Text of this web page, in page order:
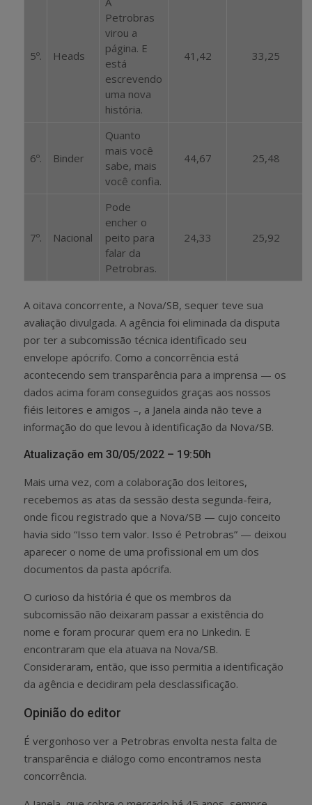
5º. Heads
Petrobras
virou a
página. E
está
escrevendo
uma nova
história.
41,42 33,25
6º. Binder
Quanto
mais você
sabe, mais
você confia.
44,67 25,48
7º. Nacional
Pode
encher o
peito para
falar da
Petrobras.
24,33 25,92
A oitava concorrente, a Nova/SB, sequer teve sua
avaliação divulgada. A agência foi eliminada da disputa
por ter a subcomissão técnica identificado seu
envelope apócrifo. Como a concorrência está
acontecendo sem transparência para a imprensa — os
dados acima foram conseguidos graças aos nossos
fiéis leitores e amigos –, a Janela ainda não teve a
informação do que levou à identificação da Nova/SB.
Atualização em 30/05/2022 – 19:50h
Mais uma vez, com a colaboração dos leitores,
recebemos as atas da sessão desta segunda-feira,
onde ficou registrado que a Nova/SB — cujo conceito
havia sido “Isso tem valor. Isso é Petrobras” — deixou
aparecer o nome de uma profissional em um dos
documentos da pasta apócrifa.
O curioso da história é que os membros da
subcomissão não deixaram passar a existência do
nome e foram procurar quem era no Linkedin. E
encontraram que ela atuava na Nova/SB.
Consideraram, então, que isso permitia a identificação
da agência e decidiram pela desclassificação.
Opinião do editor
É vergonhoso ver a Petrobras envolta nesta falta de
transparência e diálogo como encontramos nesta
concorrência.